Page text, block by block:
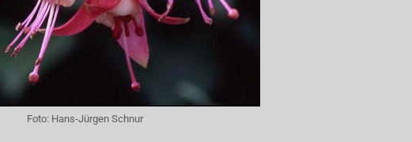
Foto: Hans-Jürgen Schnur